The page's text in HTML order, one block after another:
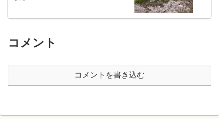
コメント
コメントを書き込む